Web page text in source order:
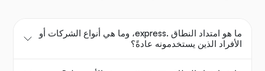
ما هو امتداد النطاق .express، وما هي أنواع الشركات أو
الأفراد الذين يستخدمونه عادةً؟